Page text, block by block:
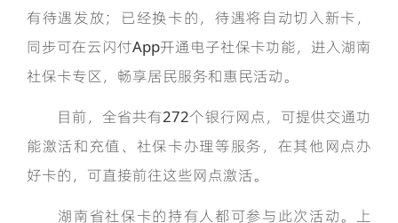
有待遇发放；已经换卡的，待遇将自动切入新卡，
同步可在云闪付App开通电子社保卡功能，进入湖南
社保卡专区，畅享居民服务和惠民活动。
目前，全省共有272个银行网点，可提供交通功
能激活和充值、社保卡办理等服务，在其他网点办
好卡的，可直接前往这些网点激活。
湖南省社保卡的持有人都可参与此次活动。上